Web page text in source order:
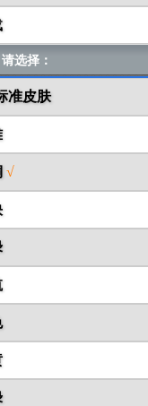
选择：
准皮肤
√